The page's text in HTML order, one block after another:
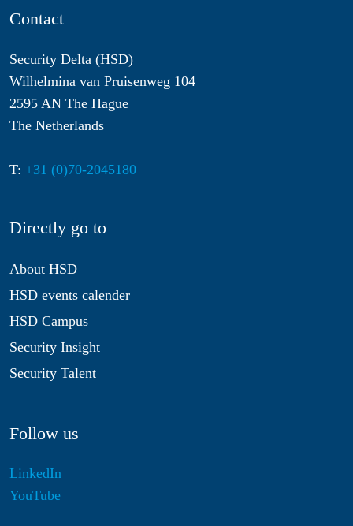
Contact
Security Delta (HSD)
Wilhelmina van Pruisenweg 104
2595 AN The Hague
The Netherlands
T: +31 (0)70-2045180
Directly go to
About HSD
HSD events calender
HSD Campus
Security Insight
Security Talent
Follow us
LinkedIn
YouTube